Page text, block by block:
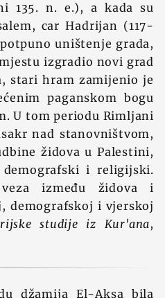
135. n. e.), a kada su
car Hadrijan (117-
uništenje grada,
izgradio novi grad
stari hram zamijenio je
paganskom bogu
U tom periodu Rimljani
nad stanovništvom,
židova u Palestini,
i religijski.
između židova i
demografskoj i vjerskoj
studije iz Kur'ana,
džamija El-Aksa bila